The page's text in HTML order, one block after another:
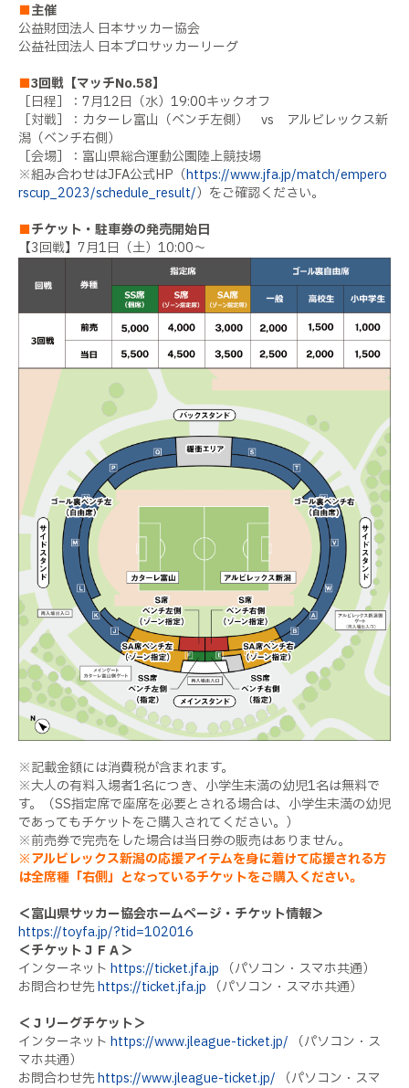
■主催
公益財団法人 日本サッカー協会
公益社団法人 日本プロサッカーリーグ
■3回戦【マッチNo.58】
［日程］：7月12日（水）19:00キックオフ
［対戦］：カターレ富山（ベンチ左側） vs アルビレックス新
潟（ベンチ右側）
［会場］：富山県総合運動公園陸上競技場
※組み合わせはJFA公式HP（https://www.jfa.jp/match/empero
rscup_2023/schedule_result/）をご確認ください。
■チケット・駐車券の発売開始日
【3回戦】7月1日（土）10:00～
※記載金額には消費税が含まれます。
※大人の有料入場者1名につき、小学生未満の幼児1名は無料で
す。（SS指定席で座席を必要とされる場合は、小学生未満の幼児
であってもチケットをご購入されてください。）
※前売券で完売をした場合は当日券の販売はありません。
※アルビレックス新潟の応援アイテムを身に着けて応援される方
は全席種「右側」となっているチケットをご購入ください。
＜富山県サッカー協会ホームページ・チケット情報＞
https://toyfa.jp/?tid=102016
＜チケットＪＦＡ＞
インターネット https://ticket.jfa.jp （パソコン・スマホ共通）
お問合わせ先https://ticket.jfa.jp （パソコン・スマホ共通）
＜Ｊリーグチケット＞
インターネット https://www.jleague-ticket.jp/ （パソコン・ス
マホ共通）
お問合わせ先https://www.jleague-ticket.jp/ （パソコン・スマ